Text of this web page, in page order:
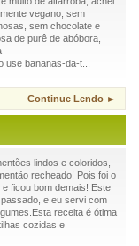
vegano, sem
sem chocolate e
de purê de abóbora,
use bananas-da-t...
Continue Lendo ►
lindos e coloridos,
recheado! Pois foi o
ficou bom demais! Este
e eu servi com
receita é ótima
cozidas e